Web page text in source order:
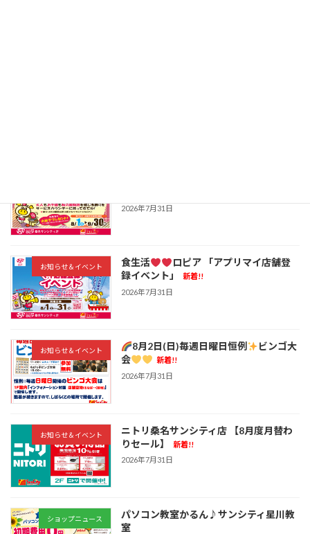
2026年7月31日
お知らせ＆イベント 食生活
ロピア 「アプリマイ店舗登
録イベント」
新着!!
2026年7月31日
お知らせ＆イベント 8月2日(日)毎週日曜日恒例
ビンゴ大
会
新着!!
2026年7月31日
お知らせ＆イベント
ニトリ桑名サンシティ店 【8月度月替わ
りセール】
新着!!
2026年7月31日
ショップニュース
パソコン教室かるん♪サンシティ星川教
室